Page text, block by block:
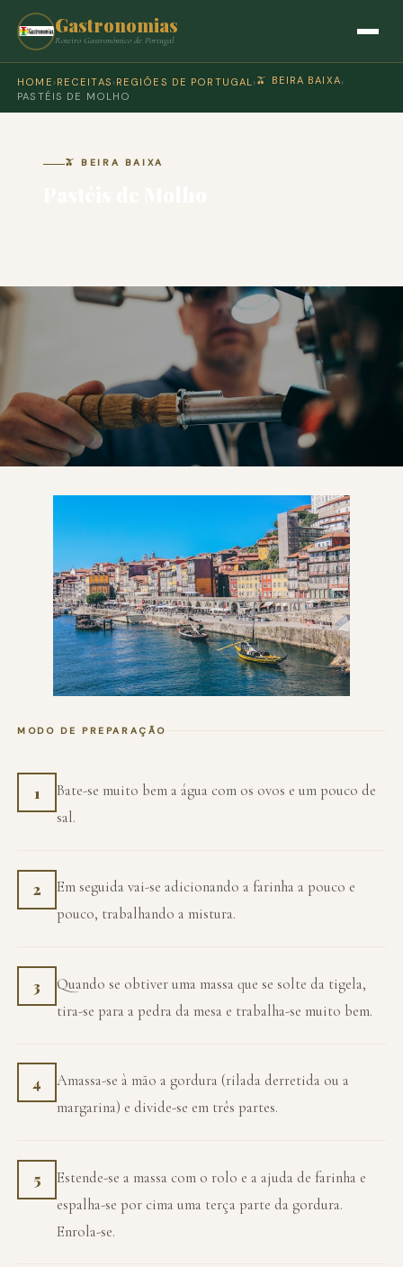
Gastronomias
Roteiro Gastronómico de Portugal
HOME › RECEITAS › REGIÕES DE PORTUGAL › 🫒 BEIRA BAIXA›
PASTÉIS DE MOLHO
🫒 BEIRA BAIXA
MODO DE PREPARAÇÃO
1
Bate-se muito bem a água com os ovos e um pouco de
sal.
2
Em seguida vai-se adicionando a farinha a pouco e
pouco, trabalhando a mistura.
3
Quando se obtiver uma massa que se solte da tigela,
tira-se para a pedra da mesa e trabalha-se muito bem.
4
Amassa-se à mão a gordura (rilada derretida ou a
margarina) e divide-se em três partes.
5
Estende-se a massa com o rolo e a ajuda de farinha e
espalha-se por cima uma terça parte da gordura.
Enrola-se.